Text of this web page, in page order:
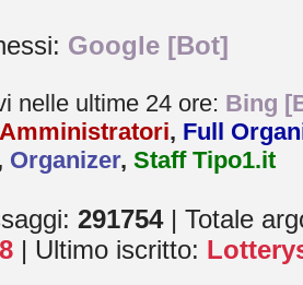
Google [Bot]
nelle ultime 24 ore: Bing
Amministratori, Full
Organizer,Staff Tipo1.it
291754| Totale
| Ultimo iscritto: